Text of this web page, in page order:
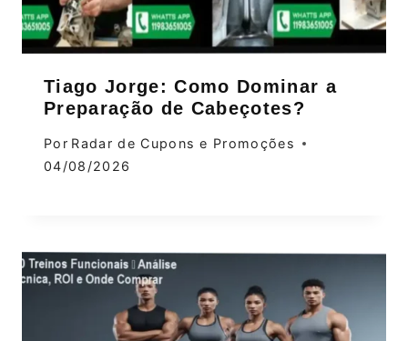
Tiago Jorge: Como Dominar a
Preparação de Cabeçotes?
Por Radar de Cupons e Promoções
04/08/2026